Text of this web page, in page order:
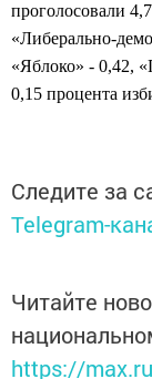
проголосовали
«Либерально-
«Яблоко» - 0,42,
0,15 процента
Следите за
Telegram-
Читайте
https://